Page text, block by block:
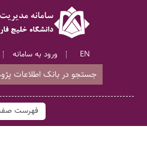
ورود به سامانه EN
فهرست